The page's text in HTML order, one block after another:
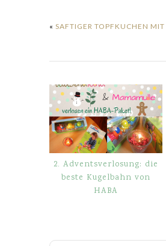
« SAFTIGER TOPFKUCHEN
2. Adventsverlosung: die
beste Kugelbahn von
HABA